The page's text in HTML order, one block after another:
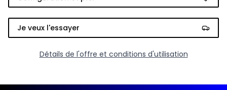
Je veux l'essayer
Détails de l'offre et conditions d'utilisation